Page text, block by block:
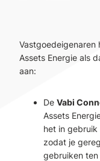
Vastgoedeigenaren
Assets Energie als
aan:
De Vabi
Assets
het in gebruik
zodat je
gebruiken ten